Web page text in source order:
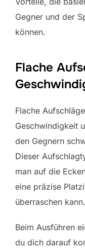
Gegner und der
können.
Flache
Flache
Geschwindigkeit
den Gegnern
Dieser
man auf die
eine präzise
überraschen kann.
Beim Ausführen
du dich darauf